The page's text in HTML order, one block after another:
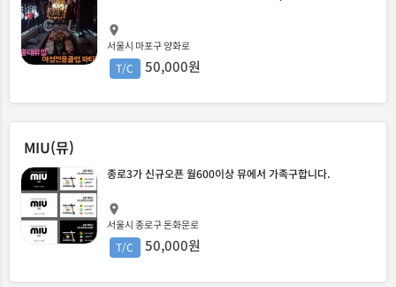
서울시 마포구 양화로
T/C 50,000원
MIU(뮤)
종로3가 신규오픈 월600이상 뮤에서 가족구합니다.
서울시 종로구 돈화문로
T/C 50,000원